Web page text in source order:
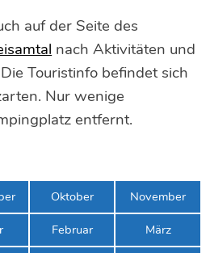
auf der Seite des
nach Aktivitäten und
Touristinfo befindet sich
Nur wenige
entfernt.
Oktober November
Februar März